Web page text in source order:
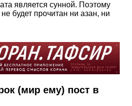
является сунной. Поэтому
будет прочитан ни азан, ни
(мир ему) пост в